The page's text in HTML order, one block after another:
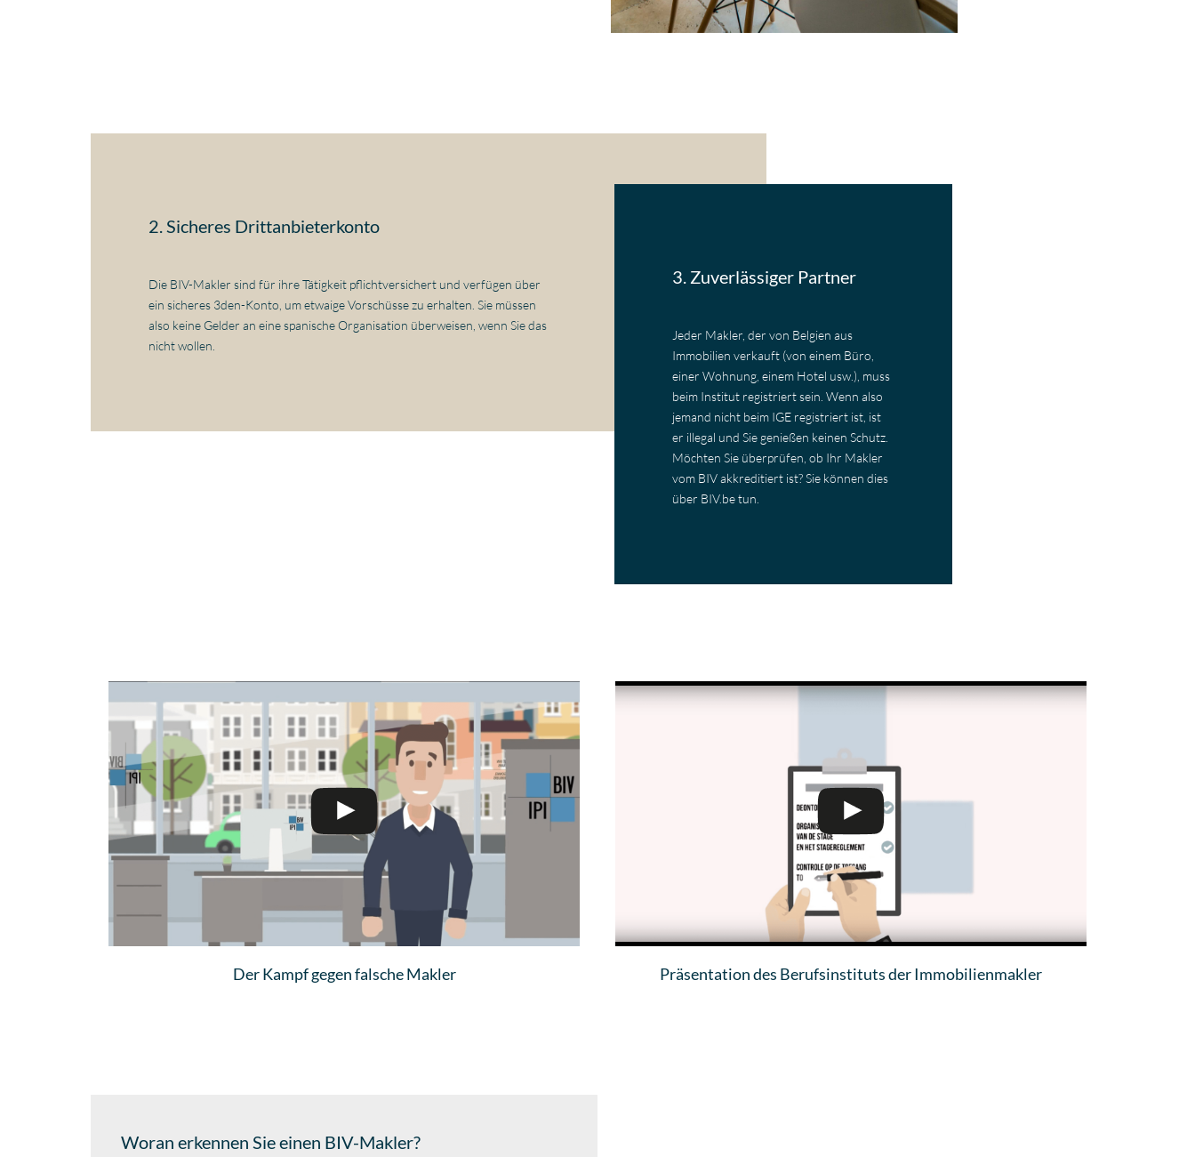
2. Sicheres Drittanbieterkonto
Die BIV-Makler sind für ihre Tätigkeit pflichtversichert und verfügen über
ein sicheres 3den-Konto, um etwaige Vorschüsse zu erhalten. Sie müssen
also keine Gelder an eine spanische Organisation überweisen, wenn Sie das
nicht wollen.
3. Zuverlässiger Partner
Jeder Makler, der von Belgien aus
Immobilien verkauft (von einem Büro,
einer Wohnung, einem Hotel usw.), muss
beim Institut registriert sein. Wenn also
jemand nicht beim IGE registriert ist, ist
er illegal und Sie genießen keinen Schutz.
Möchten Sie überprüfen, ob Ihr Makler
vom BIV akkreditiert ist? Sie können dies
über BIV.be tun.
Der Kampf gegen falsche Makler Präsentation des Berufsinstituts der Immobilienmakler
Woran erkennen Sie einen BIV-Makler?